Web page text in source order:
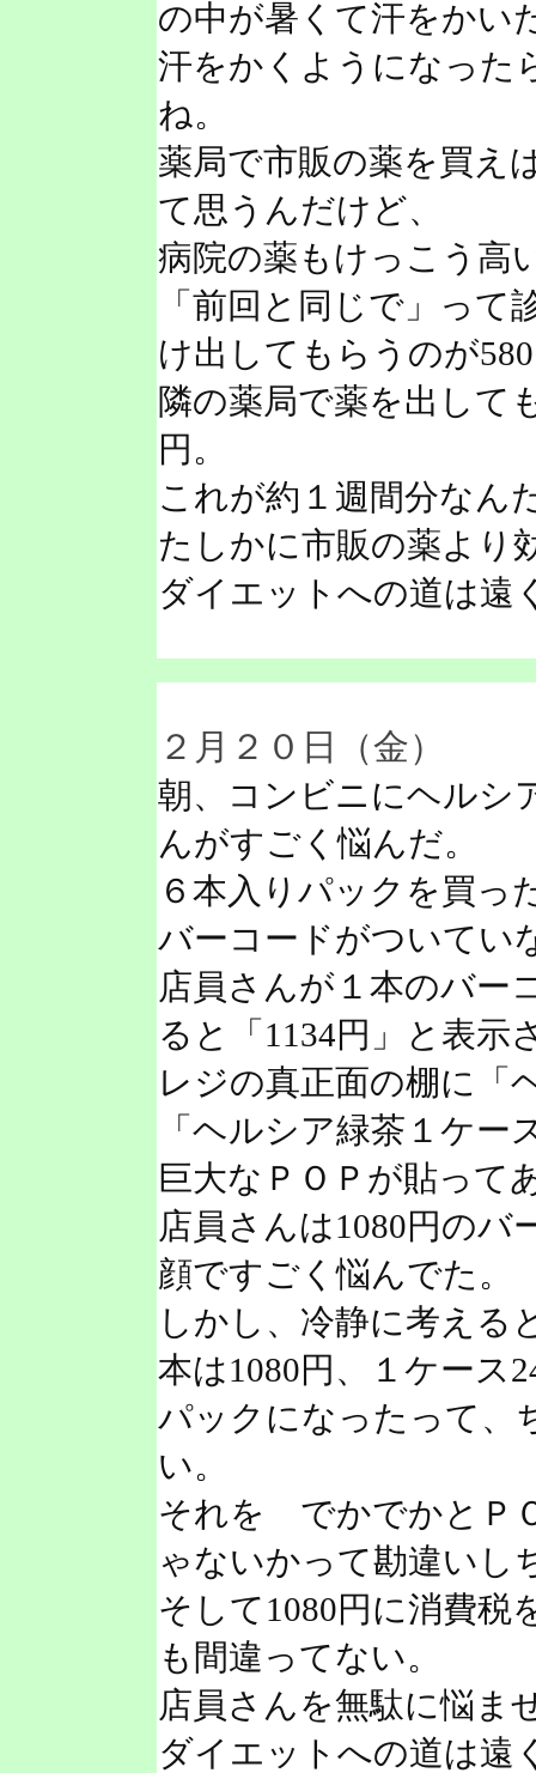
の中が暑くて汗をかい
汗をかくようになった
ね。
薬局で市販の薬を買え
て思うんだけど、
病院の薬もけっこう高
「前回と同じで」っ
け出してもらうのが
隣の薬局で薬を出して
円。
これが約１週間分なん
たしかに市販の薬より
ダイエットへの道は遠
２月２０日（金）
朝、コンビニにヘルシ
んがすごく悩んだ。
６本入りパックを買っ
バーコードがついてい
店員さんが１本のバー
ると「1134円」と表示
レジの真正面の棚に
「ヘルシア緑茶１ケ
巨大なＰＯＰが貼って
店員さんは1080円の
顔ですごく悩んでた。
しかし、冷静に考え
本は1080円、１ケース
パックになったって、
い。
それを でかでかとＰ
ゃないかって勘違いし
そして1080円に消費税
も間違ってない。
店員さんを無駄に悩ま
ダイエットへの道は遠